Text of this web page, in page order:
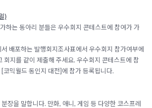
)
하는 동아리 분들은 우수회지 콘테스트에 참여가 가
배포하는 발행회지조사표에서 우수회지 참가여부에
회지를 같이 제출해 주세요. 우수회지 콘테스트에 참
코믹월드 동인지 대전]에 참가 등록됩니다.
장을 말합니다. 만화, 애니, 게임 등 다양한 코스프레